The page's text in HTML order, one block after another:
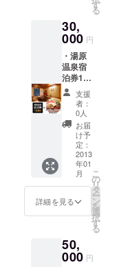
り「キ
ヨミド
リ豆カ
レー」
レトル
トパッ
ク１
パック
ること
ができ
ます。※
通常は
１軒で
1,000円
なので
とても
お得で
す！！
） ・湯
原産青
大豆き
よみど
り「キ
ヨミド
リ豆カ
ク２
パック
す
る
30,
000 円
・湯原
温泉宿
泊券1名
様分 ・
湯原産
青大豆
きよみ
どり
「キヨ
ミドリ
豆カ
レー」
レトル
トパッ
ク５
パック
支援
者：
0人
お届
け予
定：
2013
年01
月
詳細を見る
こ
の
リ
タ
ー
ン
を
選
択
す
る
50,
000 円